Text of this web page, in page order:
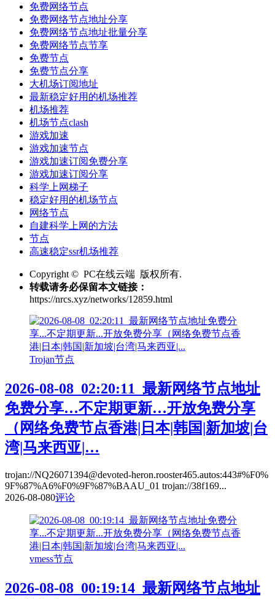
免费网络节点
免费网络节点地址分享
免费网络节点地址批量分享
免费网络节点节享
免费节点
免费节点分享
大机场订阅地址
最新稳定好用的机场推荐
机场推荐
机场节点clash
游戏加速
游戏加速节点
游戏加速订阅免费分享
游戏加速订阅分享
科学上网梯子
稳定好用的机场节点
网络节点
自建科学上网的方法
节点
高速稳定ssr机场推荐
Copyright © PC在线云端 版权所有.
转载请务必保留本文链接：
https://nrcs.xyz/networks/12859.html
Trojan节点
2026-08-08_02:20:11_最新网络节点地址
免费分享…不定期更新…开放免费分享
（网络免费节点香港|日本|韩国|新加坡|台
湾|马来西亚|…
trojan://NQ26071394@devoted-heron.rooster465.autos:443#%F0%
9F%87%A6%F0%9F%87%BAAU_01 trojan://38f169...
2026-08-080评论
vmess节点
2026-08-08_00:19:14_最新网络节点地址